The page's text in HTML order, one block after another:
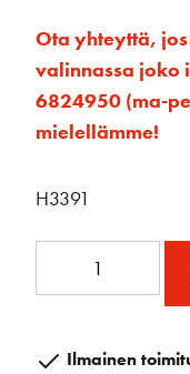
Ota yhteyttä,
valinnassa joko
6824950 (ma-
mielellämme!
H3391
MagicIlmainen